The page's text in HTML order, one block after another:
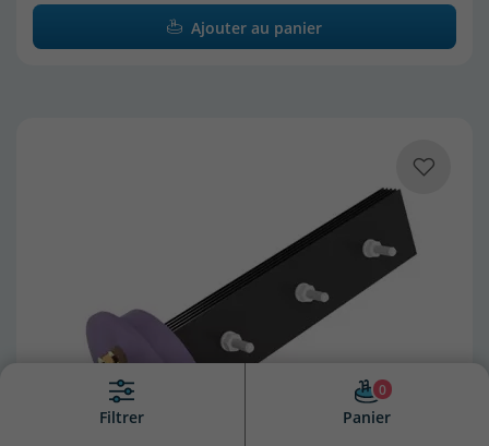
Ajouter au panier
Filtrer Panier
0